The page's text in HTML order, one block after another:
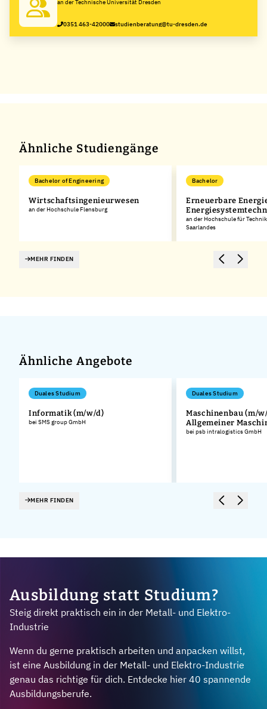
an der Technische Universität Dresden
0351 463-42000 studienberatung@tu-dresden.de
Ähnliche Studiengänge
Bachelor of Engineering
Wirtschaftsingenieurwesen
an der Hochschule Flensburg
Bachelor
Erneuerbare
an der Hochschule für
Saarlandes
MEHR FINDEN
Ähnliche Angebote
Duales Studium
Informatik (m/w/d)
bei SMS group GmbH
Duales Studium
Maschinenbau (m/
Allgemeiner
bei psb intralogistics GmbH
MEHR FINDEN
Ausbildung statt Studium?
Steig direkt praktisch ein in der Metall- und Elektro-
Industrie
Wenn du gerne praktisch arbeiten und anpacken willst,
ist eine Ausbildung in der Metall- und Elektro-Industrie
genau das richtige für dich. Entdecke hier 40 spannende
Ausbildungsberufe.